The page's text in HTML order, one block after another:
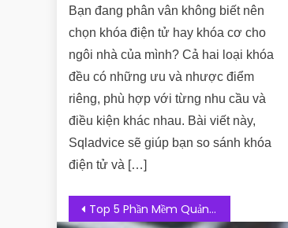
Bạn đang phân vân không biết nên
chọn khóa điện tử hay khóa cơ cho
ngôi nhà của mình? Cả hai loại khóa
đều có những ưu và nhược điểm
riêng, phù hợp với từng nhu cầu và
điều kiện khác nhau. Bài viết này,
Sqladvice sẽ giúp bạn so sánh khóa
điện tử và […]
Post navigation
Top 5 Phần Mềm Quản Lý Tour Du Lịch Được Sử Dụng Phổ Biến Hiện Nay